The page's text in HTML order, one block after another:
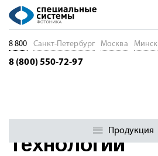
Технологии
8 800 Санкт-Петербург Москва Минск
8 (800) 550-72-97
Продукция